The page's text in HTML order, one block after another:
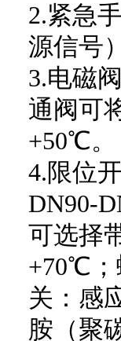
2.紧急
源信号
3.电磁
通阀可
+50℃。
4.限位
DN90-
可选择
+70℃；
关：感
胺（聚